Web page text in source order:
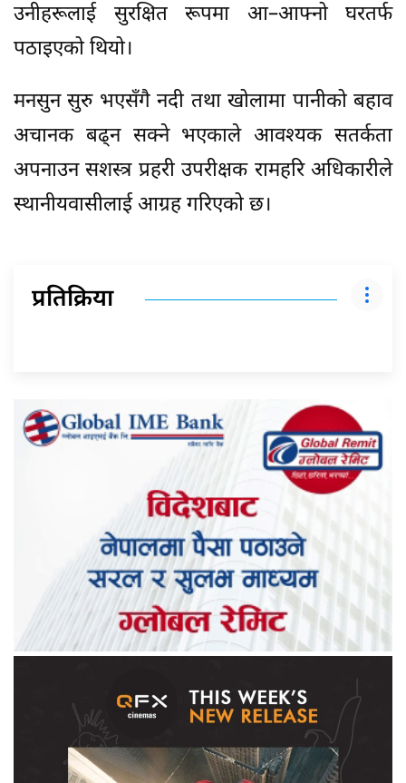
उनीहरूलाई सुरक्षित रूपमा आ–आफ्नो घरतर्फ
पठाइएको थियो।
मनसुन सुरु भएसँगै नदी तथा खोलामा पानीको बहाव
अचानक बढ्न सक्ने भएकाले आवश्यक सतर्कता
अपनाउन सशस्त्र प्रहरी उपरीक्षक रामहरि अधिकारीले
स्थानीयवासीलाई आग्रह गरिएको छ।
प्रतिक्रिया